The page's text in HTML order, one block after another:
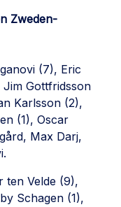
Zweden-
(7), Eric
Gottfridsson
Karlsson (2),
(1), Oscar
Max Darj,
ten Velde (9),
Schagen (1),